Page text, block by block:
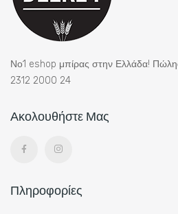
Νο1 eshop μπίρας στην Ελλάδα!
2312 2000 24
Ακολουθήστε Μας
Πληροφορίες